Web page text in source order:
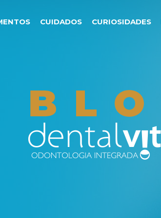
CUIDADOS CURIOSIDADES